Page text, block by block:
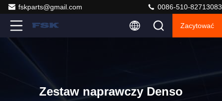
fskparts@gmail.com 0086-510-82713083
Zacytować
Zestaw naprawczy Denso